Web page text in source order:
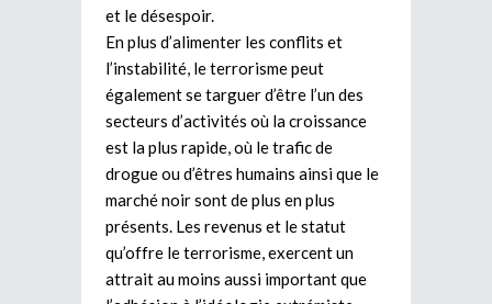
et le désespoir.
En plus d’alimenter les conflits et
l’instabilité, le terrorisme peut
également se targuer d’être l’un des
secteurs d’activités où la croissance
est la plus rapide, où le trafic de
drogue ou d’êtres humains ainsi que le
marché noir sont de plus en plus
présents. Les revenus et le statut
qu’offre le terrorisme, exercent un
attrait au moins aussi important que